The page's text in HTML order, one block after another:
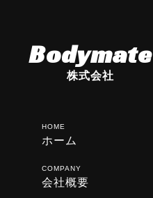
Bodymate
株式会社
HOME
ホーム
COMPANY
会社概要